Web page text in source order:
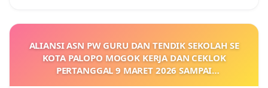
ALIANSI ASN PW GURU DAN TENDIK SEKOLAH SE
KOTA PALOPO MOGOK KERJA DAN CEKLOK
PERTANGGAL 9 MARET 2026 SAMPAI